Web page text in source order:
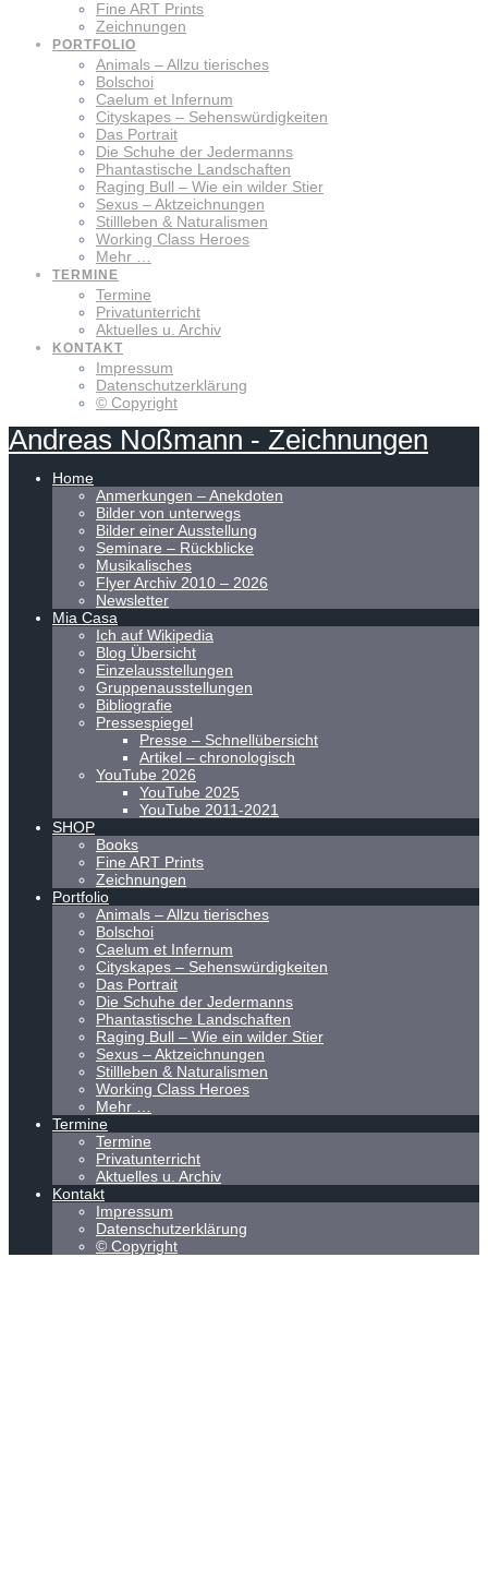
Fine ART Prints
Zeichnungen
PORTFOLIO
Animals – Allzu tierisches
Bolschoi
Caelum et Infernum
Cityskapes – Sehenswürdigkeiten
Das Portrait
Die Schuhe der Jedermanns
Phantastische Landschaften
Raging Bull – Wie ein wilder Stier
Sexus – Aktzeichnungen
Stillleben & Naturalismen
Working Class Heroes
Mehr …
TERMINE
Termine
Privatunterricht
Aktuelles u. Archiv
KONTAKT
Impressum
Datenschutzerklärung
© Copyright
Andreas Noßmann - Zeichnungen
Home
Anmerkungen – Anekdoten
Bilder von unterwegs
Bilder einer Ausstellung
Seminare – Rückblicke
Musikalisches
Flyer Archiv 2010 – 2026
Newsletter
Mia Casa
Ich auf Wikipedia
Blog Übersicht
Einzelausstellungen
Gruppenausstellungen
Bibliografie
Pressespiegel
Presse – Schnellübersicht
Artikel – chronologisch
YouTube 2026
YouTube 2025
YouTube 2011-2021
SHOP
Books
Fine ART Prints
Zeichnungen
Portfolio
Animals – Allzu tierisches
Bolschoi
Caelum et Infernum
Cityskapes – Sehenswürdigkeiten
Das Portrait
Die Schuhe der Jedermanns
Phantastische Landschaften
Raging Bull – Wie ein wilder Stier
Sexus – Aktzeichnungen
Stillleben & Naturalismen
Working Class Heroes
Mehr …
Termine
Termine
Privatunterricht
Aktuelles u. Archiv
Kontakt
Impressum
Datenschutzerklärung
© Copyright